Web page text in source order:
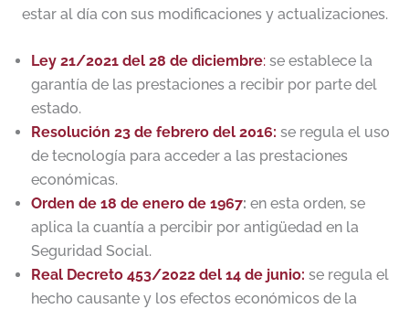
estar al día con sus modificaciones y actualizaciones.
Ley 21/2021 del 28 de diciembre: se establece la
garantía de las prestaciones a recibir por parte del
estado.
Resolución 23 de febrero del 2016: se regula el uso
de tecnología para acceder a las prestaciones
económicas.
Orden de 18 de enero de 1967: en esta orden, se
aplica la cuantía a percibir por antigüedad en la
Seguridad Social.
Real Decreto 453/2022 del 14 de junio: se regula el
hecho causante y los efectos económicos de la